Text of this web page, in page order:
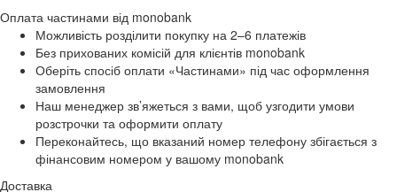
Оплата частинами від monobank
Можливість розділити покупку на 2–6 платежів
Без прихованих комісій для клієнтів monobank
Оберіть спосіб оплати «Частинами» під час оформлення
замовлення
Наш менеджер зв’яжеться з вами, щоб узгодити умови
розстрочки та оформити оплату
Переконайтесь, що вказаний номер телефону збігається з
фінансовим номером у вашому monobank
Доставка